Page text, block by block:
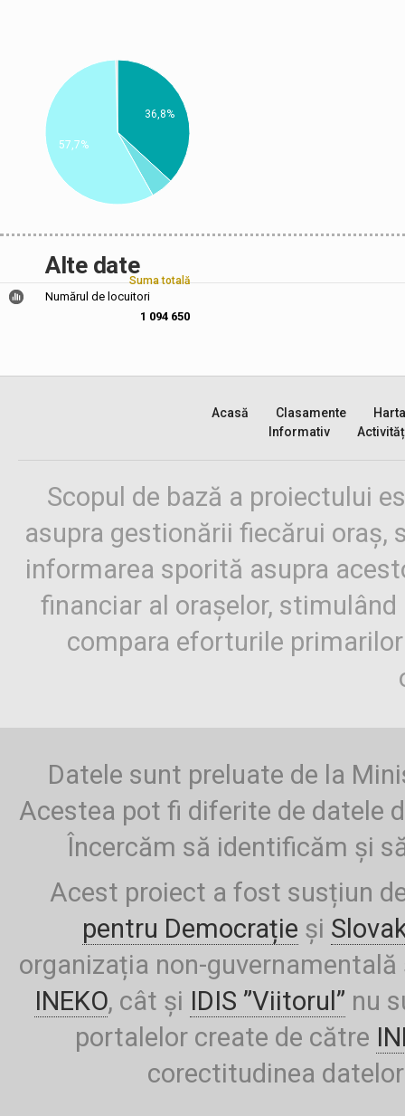
36,8%
57,7%
Alte date
Suma totală
Numărul de locuitori
1 094 650
Acasă Clasamente
Harta
Informativ
Scopul de bază a proiectului
asupra gestionării fiecărui oraș,
informarea sporită asupra
financiar al orașelor,
compara eforturile
Datele sunt preluate de la
Acestea pot fi diferite de datele
Încercăm să identificăm și
Acest proiect a fost susțiun
pentru Democrație și
organizația non-
INEKO, cât și IDIS ”Viitorul” nu
portalelor create de către
corectitudinea